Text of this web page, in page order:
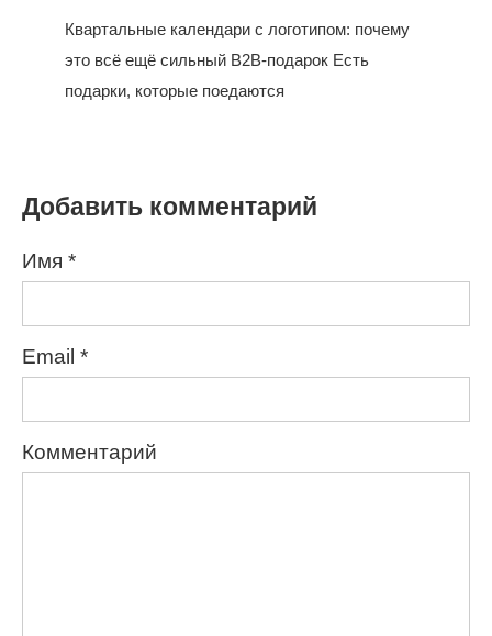
Квартальные календари с логотипом: почему
это всё ещё сильный B2B-подарок Есть
подарки, которые поедаются
Добавить комментарий
Имя *
Email *
Комментарий